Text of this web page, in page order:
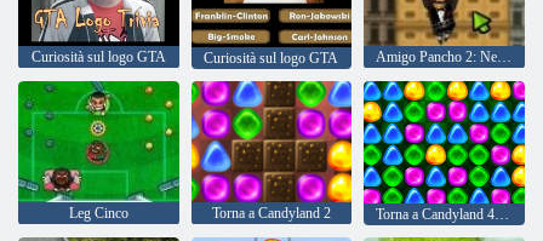
Curiosità sul logo GTA Curiosità sul logo GTA Amigo Pancho 2: New York Party
Leg Cinco Torna a Candyland 2 Torna a Candyland 4: Lollipop Garden